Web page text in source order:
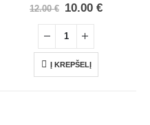
12.00€ 10.00 €
Į KREPŠELĮ